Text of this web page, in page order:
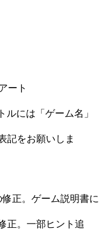
ート
には「ゲーム名」
記をお願いしま
正。ゲーム説明書に
正。一部ヒント追